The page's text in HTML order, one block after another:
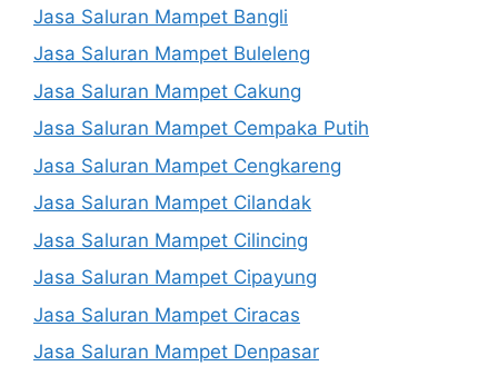
Jasa Saluran Mampet Bangli
Jasa Saluran Mampet Buleleng
Jasa Saluran Mampet Cakung
Jasa Saluran Mampet Cempaka Putih
Jasa Saluran Mampet Cengkareng
Jasa Saluran Mampet Cilandak
Jasa Saluran Mampet Cilincing
Jasa Saluran Mampet Cipayung
Jasa Saluran Mampet Ciracas
Jasa Saluran Mampet Denpasar